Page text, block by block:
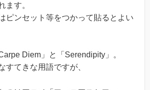
ます。
ピンセット等をつかって貼るとよい
Diem」と「Serendipity」。
すてきな用語ですが、